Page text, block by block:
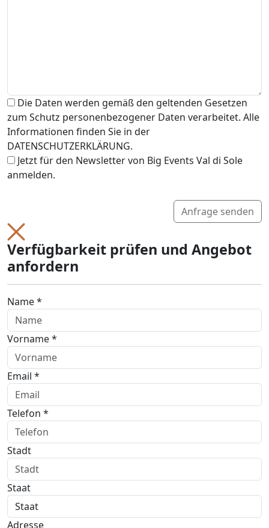
Die Daten werden gemäß den geltenden Gesetzen
zum Schutz personenbezogener Daten verarbeitet. Alle
Informationen finden Sie in der
DATENSCHUTZERKLÄRUNG.
Jetzt für den Newsletter von Big Events Val di Sole
anmelden.
Anfrage senden
Verfügbarkeit prüfen und Angebot
anfordern
Name *
Vorname *
Email *
Telefon *
Stadt
Staat
Adresse